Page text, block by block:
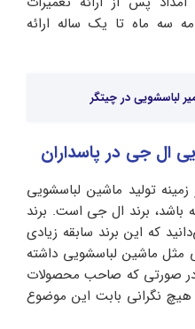
سه ماه تا یک ساله ارائه
لباسشویی در چیتگر
ال جی در پاسداران
تولید ماشین لباسشویی
باشد، برند ال جی است. برند
که این برند سابقه زیادی
مثل ماشین لباسشویی داشته
در صورتی که صاحب محصولات
نگرانی بابت این موضوع